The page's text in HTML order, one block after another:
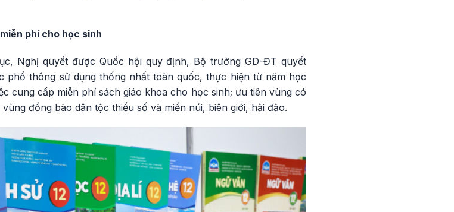
phí cho học sinh
Nghị quyết được Quốc hội quy định, Bộ trưởng GD-ĐT quyết
phổ thông sử dụng thống nhất toàn quốc, thực hiện từ năm học
cung cấp miễn phí sách giáo khoa cho học sinh; ưu tiên vùng có
đồng bào dân tộc thiểu số và miền núi, biên giới, hải đảo.